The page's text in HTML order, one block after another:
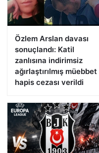
Özlem Arslan davası
sonuçlandı: Katil
zanlısına indirimsiz
ağırlaştırılmış müebbet
hapis cezası verildi